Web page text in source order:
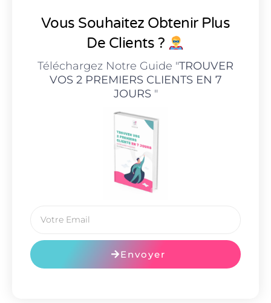
Vous Souhaitez Obtenir Plus
De Clients ?
Téléchargez Notre Guide "TROUVER
VOS 2 PREMIERS CLIENTS EN 7
JOURS"
Envoyer